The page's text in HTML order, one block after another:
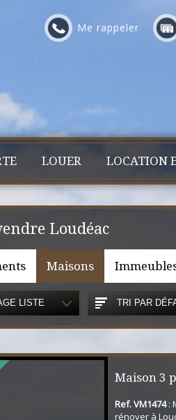
Me rappeler
LOUER LOCATION
Loudéac
Maisons
LISTE TRI PAR
Maison 3
rénover
Ref. VM1474:
rénover à